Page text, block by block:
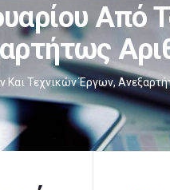
Από
Και Τεχνικών Έργων,